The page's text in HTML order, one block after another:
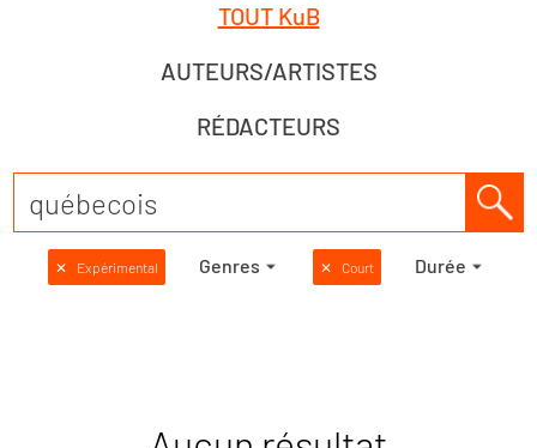
TOUT KuB
AUTEURS/ARTISTES
RÉDACTEURS
✕ Expérimental Genres ✕ Court Durée